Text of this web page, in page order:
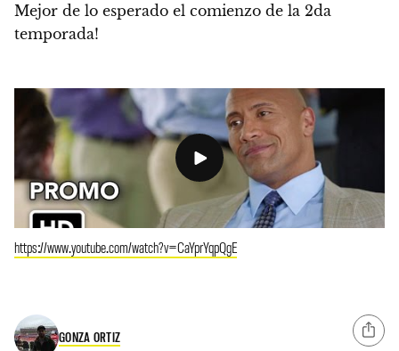
Mejor de lo esperado el comienzo de la 2da
temporada!
https://www.youtube.com/watch?v=CaYprYqpQgE
GONZA ORTIZ